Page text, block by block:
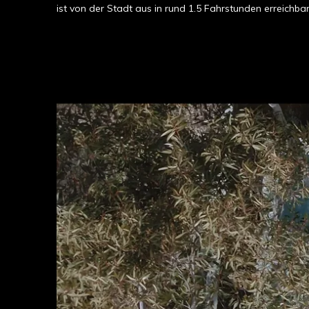
ist von der Stadt aus in rund 1.5 Fahrstunden